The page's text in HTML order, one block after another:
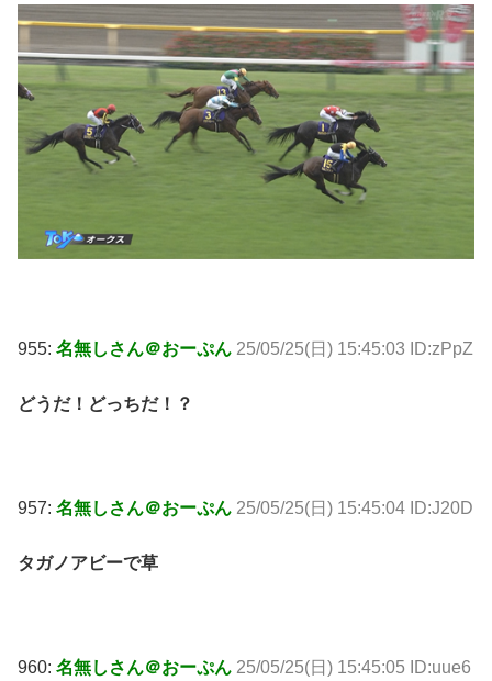
955: 名無しさん＠おーぷん 25/05/25(日) 15:45:03 ID:zPpZ
どうだ！どっちだ！？
957: 名無しさん＠おーぷん 25/05/25(日) 15:45:04 ID:J20D
タガノアビーで草
960: 名無しさん＠おーぷん 25/05/25(日) 15:45:05 ID:uue6